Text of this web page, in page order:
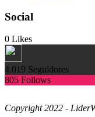
Social
0 Likes
4.019 Seguidores
805 Follows
Copyright 2022 -